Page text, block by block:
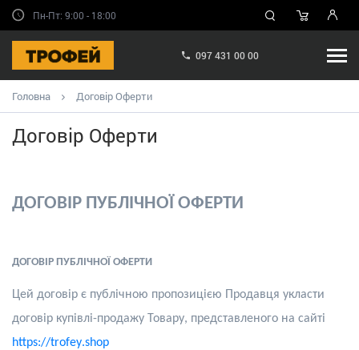
Пн-Пт: 9:00 - 18:00
097 431 00 00
Головна Договір Оферти
Договір Оферти
ДОГОВІР ПУБЛІЧНОЇ ОФЕРТИ
ДОГОВІР ПУБЛІЧНОЇ ОФЕРТИ
Цей договір є публічною пропозицією Продавця укласти
договір купівлі-продажу Товару, представленого на сайті
https://trofey.shop